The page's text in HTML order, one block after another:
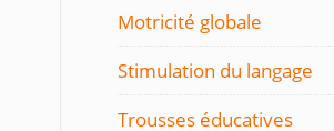
Motricité globale
Stimulation du langage
Trousses éducatives